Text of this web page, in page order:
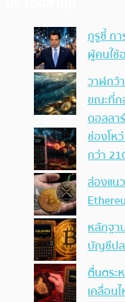
กูรูชี้ ก
ผู้คนใช้
วาฬกว้
ขณะที่ก
ดอลลาร์
ช่องโห
กว่า
ส่องแน
หลักฐา
บัญชีปล
ตื่นตระ
เคลื่อน